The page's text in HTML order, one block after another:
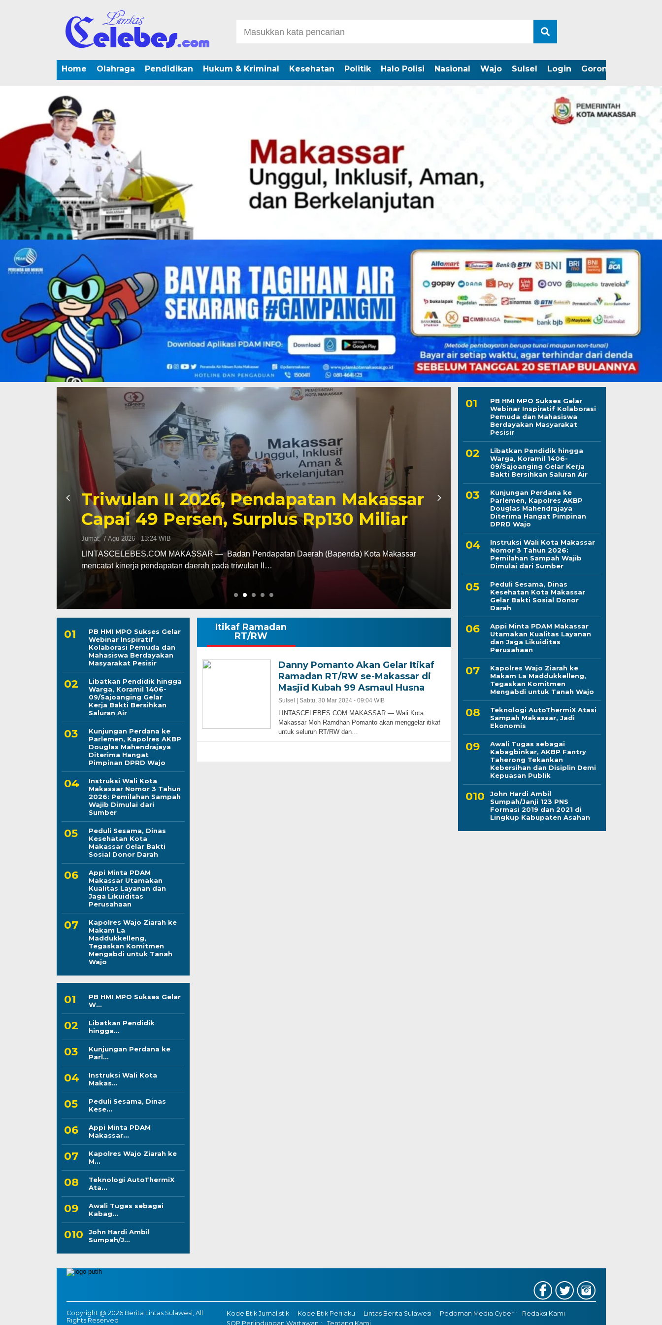
Home Olahraga Pendidikan Hukum & Kriminal Kesehatan Politik Halo Polisi Nasional Wajo Sulsel Login Gorontalo
Kapolres Wajo Ziarah ke Makam La
Maddukkelleng, Tegaskan Komitmen
Mengabdi untuk Tanah Wajo
Jumat, 7 Agu 2026 - 08:42 WIB
LINTASCELEBES.COM WAJO — Mengawali tugas sebagai Kapolres Wajo, AKBP Douglas
Mahendrajaya menunjukkan penghormatan terhadap sejarah dan…
Peduli Sesama,
Makassar Gelar
Darah
Kamis, 6 Agu 2026 - 21:28 WIB
LINTASCELEBES.COM MAKASSAR — Dinas
Darma Wanita Persatuan (DWP) Dinkes Makassar
PB HMI MPO Sukses Gelar
Webinar Inspiratif
Kolaborasi Pemuda dan
Mahasiswa Berdayakan
Masyarakat Pesisir
Libatkan Pendidik hingga
Warga, Koramil 1406-
09/Sajoanging Gelar
Kerja Bakti Bersihkan
Saluran Air
Kunjungan Perdana ke
Parlemen, Kapolres AKBP
Douglas Mahendrajaya
Diterima Hangat
Pimpinan DPRD Wajo
Instruksi Wali Kota
Makassar Nomor 3 Tahun
2026: Pemilahan Sampah
Wajib Dimulai dari
Sumber
Peduli Sesama, Dinas
Kesehatan Kota
Makassar Gelar Bakti
Sosial Donor Darah
Appi Minta PDAM
Makassar Utamakan
Kualitas Layanan dan
Jaga Likuiditas
Perusahaan
Kapolres Wajo Ziarah ke
Makam La
Maddukkelleng,
Tegaskan Komitmen
Mengabdi untuk Tanah
Wajo
PB HMI MPO Sukses Gelar
W...
Libatkan Pendidik
hingga...
Kunjungan Perdana ke
Parl...
Instruksi Wali Kota
Makas...
Peduli Sesama, Dinas
Kese...
Appi Minta PDAM
Makassar...
Kapolres Wajo Ziarah ke
M...
Teknologi AutoThermiX
Ata...
Awali Tugas sebagai
Kabag...
John Hardi Ambil
Sumpah/J...
Itikaf Ramadan
RT/RW
Danny Pomanto Akan Gelar Itikaf
Ramadan RT/RW se-Makassar di
Masjid Kubah 99 Asmaul Husna
Sulsel | Sabtu, 30 Mar 2024 - 09:04 WIB
LINTASCELEBES.COM MAKASSAR — Wali Kota
Makassar Moh Ramdhan Pomanto akan menggelar itikaf
untuk seluruh RT/RW dan…
PB HMI MPO Sukses Gelar
Webinar Inspiratif Kolaborasi
Pemuda dan Mahasiswa
Berdayakan Masyarakat
Pesisir
Libatkan Pendidik hingga
Warga, Koramil 1406-
09/Sajoanging Gelar Kerja
Bakti Bersihkan Saluran Air
Kunjungan Perdana ke
Parlemen, Kapolres AKBP
Douglas Mahendrajaya
Diterima Hangat Pimpinan
DPRD Wajo
Instruksi Wali Kota Makassar
Nomor 3 Tahun 2026:
Pemilahan Sampah Wajib
Dimulai dari Sumber
Peduli Sesama, Dinas
Kesehatan Kota Makassar
Gelar Bakti Sosial Donor
Darah
Appi Minta PDAM Makassar
Utamakan Kualitas Layanan
dan Jaga Likuiditas
Perusahaan
Kapolres Wajo Ziarah ke
Makam La Maddukkelleng,
Tegaskan Komitmen
Mengabdi untuk Tanah Wajo
Teknologi AutoThermiX Atasi
Sampah Makassar, Jadi
Ekonomis
Awali Tugas sebagai
Kabagbinkar, AKBP Fantry
Taherong Tekankan
Kebersihan dan Disiplin Demi
Kepuasan Publik
John Hardi Ambil
Sumpah/Janji 123 PNS
Formasi 2019 dan 2021 di
Lingkup Kabupaten Asahan
Copyright @ 2026 Berita Lintas Sulawesi, All
Rights Reserved
Kode Etik Jurnalistik Kode Etik Perilaku Lintas Berita Sulawesi Pedoman Media Cyber
Redaksi Kami
SOP Perlindungan Wartawan
Tentang Kami